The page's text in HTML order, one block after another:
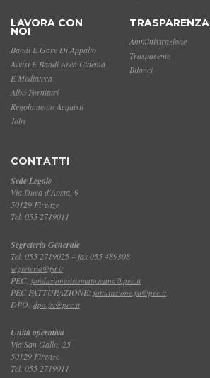
LAVORA CON
NOI
Bandi E Gare Di Appalto
Avvisi E Bandi Area Cinema
E Mediateca
Albo Fornitori
Regolamento Acquisti
Jobs
TRASPARENZA
Amministrazione
Trasparente
Bilanci
CONTATTI
Sede Legale
Via Duca d'Aosta, 9
50129 Firenze
Tel. 055 2719011
Segreteria Generale
Tel. 055 2719025 – fax 055 489308
segreteria@fst.it
PEC: fondazionesistematoscana@pec.it
PEC FATTURAZIONE: fatturazione.fst@pec.it
DPO: dpo.fst@pec.it
Unità operativa
Via San Gallo, 25
50129 Firenze
Tel. 055 2719011